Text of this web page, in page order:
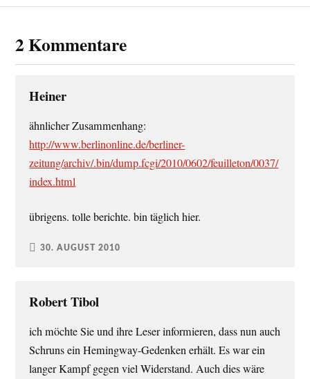
2 Kommentare
Heiner
ähnlicher Zusammenhang:
http://www.berlinonline.de/berliner-
zeitung/archiv/.bin/dump.fcgi/2010/0602/feuilleton/0037/
index.html
übrigens. tolle berichte. bin täglich hier.
30. AUGUST 2010
Robert Tibol
ich möchte Sie und ihre Leser informieren, dass nun auch
Schruns ein Hemingway-Gedenken erhält. Es war ein
langer Kampf gegen viel Widerstand. Auch dies wäre